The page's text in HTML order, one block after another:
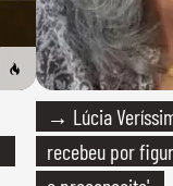
→ Lúcia
recebeu por